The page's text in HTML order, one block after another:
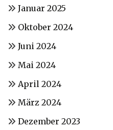
Januar 2025
Oktober 2024
Juni 2024
Mai 2024
April 2024
März 2024
Dezember 2023